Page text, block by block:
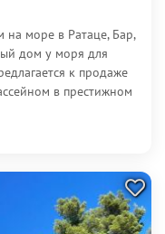
море в Ратаце, Бар,
дом у моря для
к продаже
в престижном